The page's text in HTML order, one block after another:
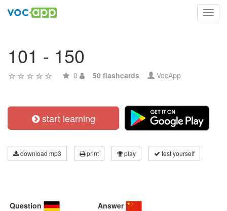
101 - 150
0 50 flashcards VocApp
start learning
download mp3 print play test yourself
Question Answer